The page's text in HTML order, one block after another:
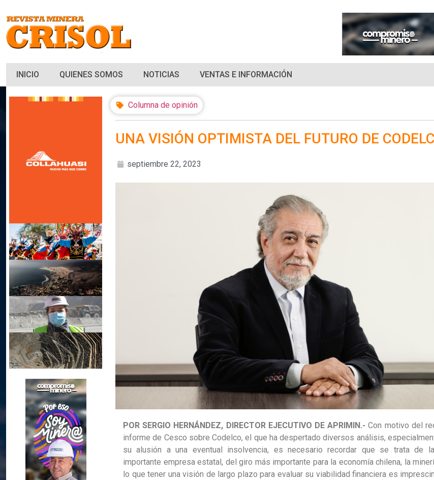
INICIO QUIENES SOMOS NOTICIAS VENTAS E INFORMACIÓN
Columna de opinión
UNA VISIÓN OPTIMISTA DEL FUTURO DE
septiembre 22, 2023
POR SERGIO HERNÁNDEZ, DIRECTOR EJECUTIVO DE APRIMIN.- Con motivo del
informe de Cesco sobre Codelco, el que ha despertado diversos análisis,
su alusión a una eventual insolvencia, es necesario recordar que se trata de
importante empresa estatal, del giro más importante para la economía chilena, la
lo que tener una visión de largo plazo para evaluar su viabilidad financiera es